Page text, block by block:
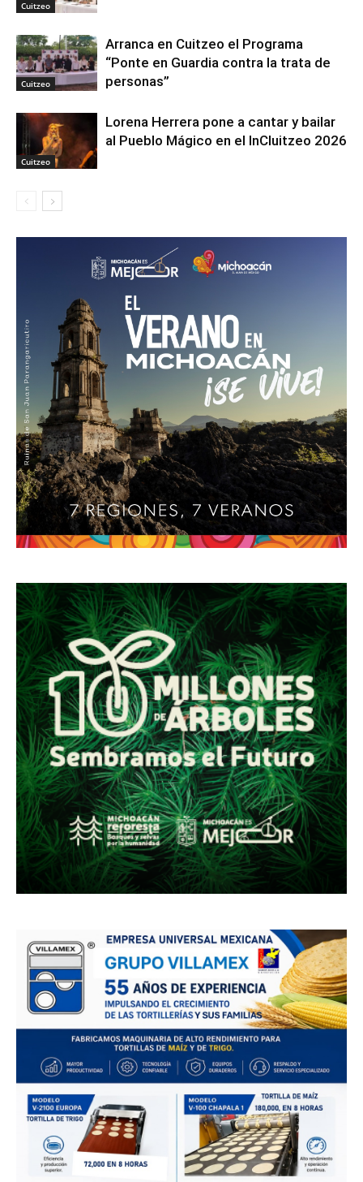
Cuitzeo
Cuitzeo
Arranca en Cuitzeo el Programa
“Ponte en Guardia contra la trata de
personas”
Cuitzeo
Lorena Herrera pone a cantar y bailar
al Pueblo Mágico en el InCluitzeo 2026